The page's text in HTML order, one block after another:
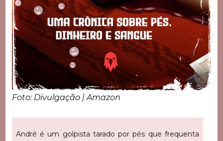
Foto: Divulgação | Amazon
André é um golpista tarado por pés que frequenta